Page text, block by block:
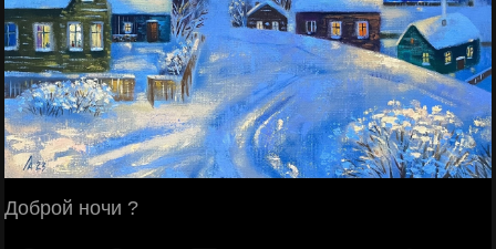
Доброй ночи ?